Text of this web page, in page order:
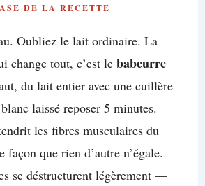
DE LA RECETTE
Oubliez le lait ordinaire. La
change tout, c’est le babeurre
du lait entier avec une cuillère
laissé reposer 5 minutes.
les fibres musculaires du
façon que rien d’autre n’égale.
se déstructurent légèrement —